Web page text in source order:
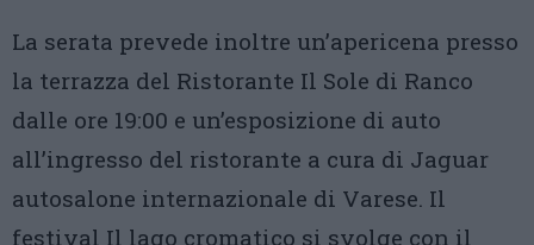
La serata prevede inoltre un’apericena presso
la terrazza del Ristorante Il Sole di Ranco
dalle ore 19:00 e un’esposizione di auto
all’ingresso del ristorante a cura di Jaguar
autosalone internazionale di Varese. Il
festival Il lago cromatico si svolge con il